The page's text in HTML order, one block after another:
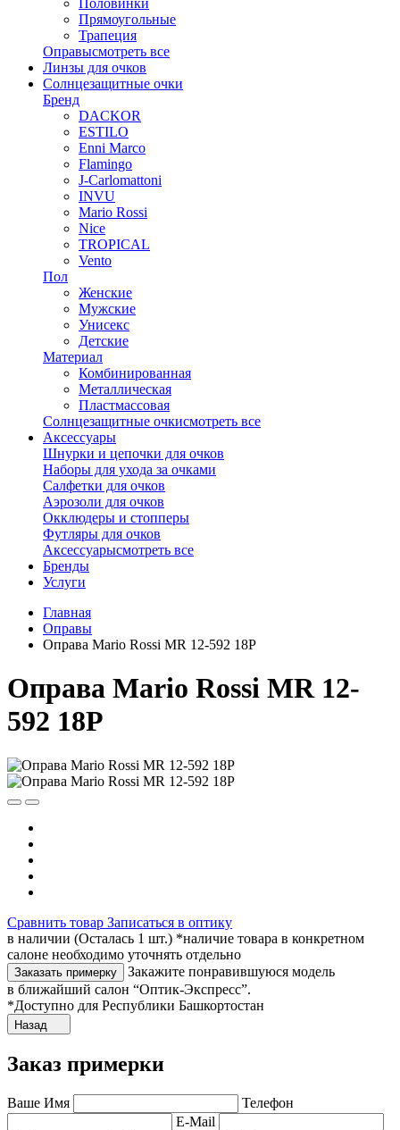
Прямоугольные
Трапеция
Оправысмотреть все
Линзы для очков
Солнцезащитные очки
Бренд
DACKOR
ESTILO
Enni Marco
Flamingo
J-Carlomattoni
INVU
Mario Rossi
Nice
TROPICAL
Vento
Пол
Женские
Мужские
Унисекс
Детские
Материал
Комбинированная
Металлическая
Пластмассовая
Солнцезащитные очкисмотреть все
Аксессуары
Шнурки и цепочки для очков
Наборы для ухода за очками
Салфетки для очков
Аэрозоли для очков
Окклюдеры и стопперы
Футляры для очков
Аксессуарысмотреть все
Бренды
Услуги
Главная
Оправы
Оправа Mario Rossi MR 12-592 18P
Оправа Mario Rossi MR 12-
592 18P
Сравнить товар Записаться в оптику
в наличии (Осталась 1 шт.) *наличие товара в конкретном
салоне необходимо уточнять отдельно
Заказать примерку
Закажите понравившуюся модель
в ближайший салон “Оптик-Экспресс”.
*Доступно для Республики Башкортостан
Назад
Заказ примерки
Ваше Имя
Телефон
E-Mail